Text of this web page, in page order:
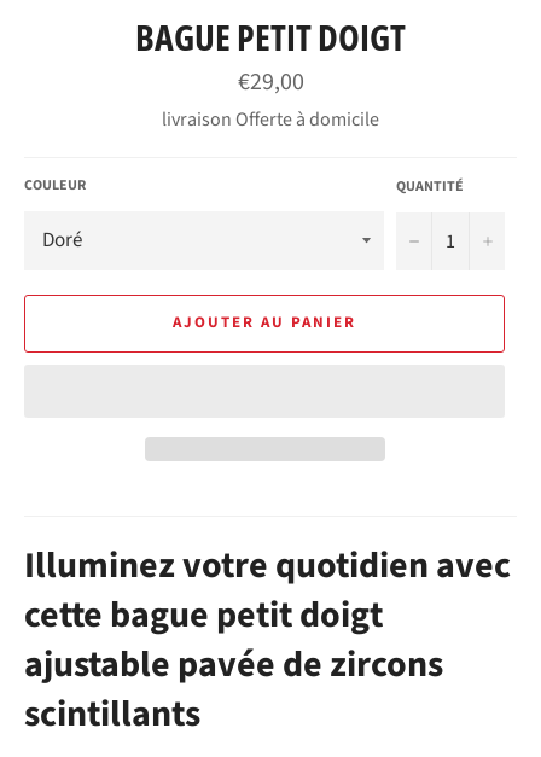
BAGUE PETIT DOIGT
Prix
régulier
€29,00
livraison Offerte à domicile
COULEUR QUANTITÉ
− +
AJOUTER AU PANIER
Illuminez votre quotidien avec
cette bague petit doigt
ajustable pavée de zircons
scintillants